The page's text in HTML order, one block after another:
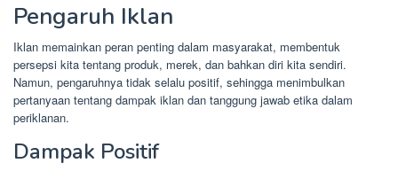
Pengaruh Iklan
Iklan memainkan peran penting dalam masyarakat, membentuk
persepsi kita tentang produk, merek, dan bahkan diri kita sendiri.
Namun, pengaruhnya tidak selalu positif, sehingga menimbulkan
pertanyaan tentang dampak iklan dan tanggung jawab etika dalam
periklanan.
Dampak Positif